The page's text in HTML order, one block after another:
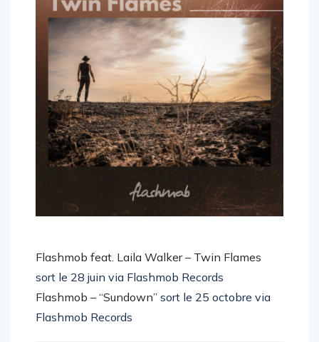
Flashmob feat. Laila Walker – Twin Flames
sort le 28 juin via Flashmob Records
Flashmob – “Sundown”